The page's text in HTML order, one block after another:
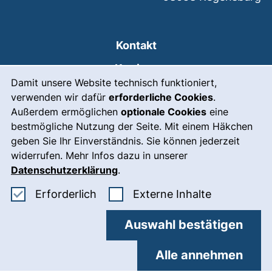
Damit unsere Website technisch funktioniert,
verwenden wir dafür erforderliche Cookies.
Außerdem ermöglichen optionale Cookies eine
bestmögliche Nutzung der Seite. Mit einem Häkchen
geben Sie Ihr Einverständnis. Sie können jederzeit
widerrufen. Mehr Infos dazu in unserer
Datenschutzerklärung.
Erforderlich Erforderliche Cookies akzeptieren
Externe Inhalte: Externe
Auswahl bestätigen
Alle annehmen
Kontakt
Karriere
Presse
Intranet(externer Link, öffnet
Leichte Sprache
Gebärdensprache
Barrierefreiheit
Datenschutz